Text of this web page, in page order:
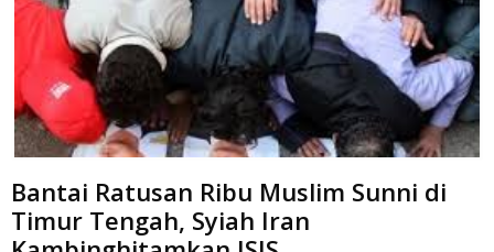
Bantai Ratusan Ribu Muslim Sunni di
Timur Tengah, Syiah Iran